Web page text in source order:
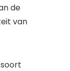
de
van